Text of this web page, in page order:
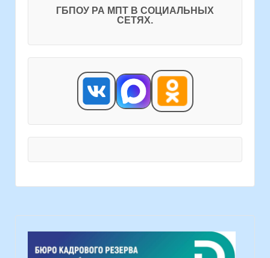
ГБПОУ РА МПТ В СОЦИАЛЬНЫХ
СЕТЯХ.